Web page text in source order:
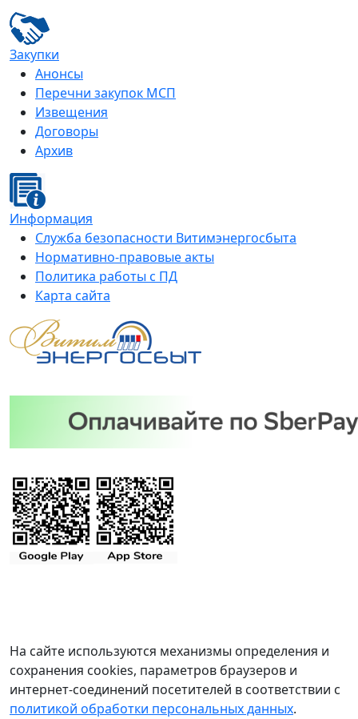
Закупки
Анонсы
Перечни закупок МСП
Извещения
Договоры
Архив
Информация
Служба безопасности Витимэнергосбыта
Нормативно-правовые акты
Политика работы с ПД
Карта сайта
На сайте используются механизмы определения и
сохранения cookies, параметров браузеров и
интернет-соединений посетителей в соответствии с
политикой обработки персональных данных.